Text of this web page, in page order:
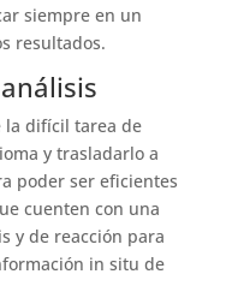
siempre en un
resultados.
la difícil tarea de
y trasladarlo a
poder ser eficientes
cuenten con una
y de reacción para
in situ de